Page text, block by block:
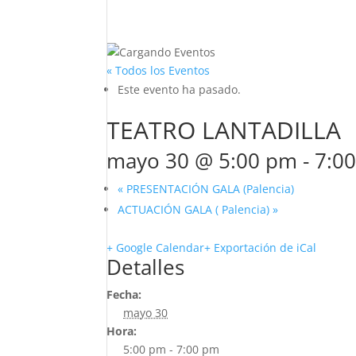
« Todos los Eventos
Este evento ha pasado.
TEATRO LANTADILLA
mayo 30 @ 5:00 pm -
« PRESENTACIÓN GALA (Palencia)
ACTUACIÓN GALA ( Palencia)»
+ Google Calendar+ Exportación de iCal
Detalles
Fecha:
mayo 30
Hora:
5:00 pm - 7:00 pm